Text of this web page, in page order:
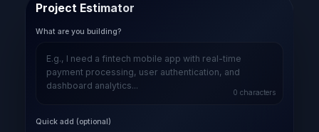
Project Estimator
What are you building?
0 characters
Quick add (optional)